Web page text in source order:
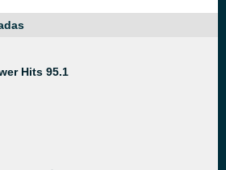
Hits 95.1